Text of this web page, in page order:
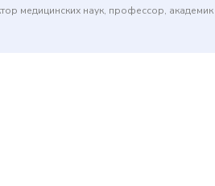
медицинских наук, профессор,